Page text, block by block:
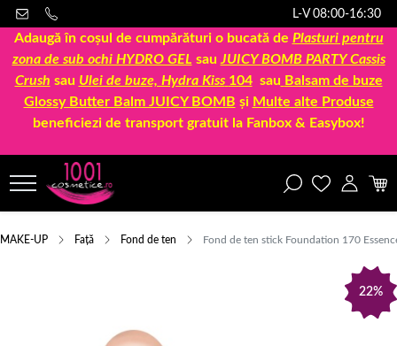
L-V 08:00-16:30
Adaugă în coșul de cumpărături o bucată de Plasturi pentru
zona de sub ochi HYDRO GEL sau JUICY BOMB PARTY Cassis
Crush sau Ulei de buze, Hydra Kiss 104sau Balsam de buze
Glossy Butter Balm JUICY BOMB și Multe alte Produse
beneficiezi de transport gratuit la Fanbox & Easybox!
MAKE-UP Față Fond de ten Fond de ten stick Foundation 170
22%